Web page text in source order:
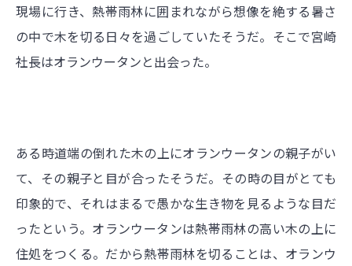
現場に行き、熱帯雨林に囲まれながら想像を絶する暑さ
の中で木を切る日々を過ごしていたそうだ。そこで宮崎
社長はオランウータンと出会った。
ある時道端の倒れた木の上にオランウータンの親子がい
て、その親子と目が合ったそうだ。その時の目がとても
印象的で、それはまるで愚かな生き物を見るような目だ
ったという。オランウータンは熱帯雨林の高い木の上に
住処をつくる。だから熱帯雨林を切ることは、オランウ